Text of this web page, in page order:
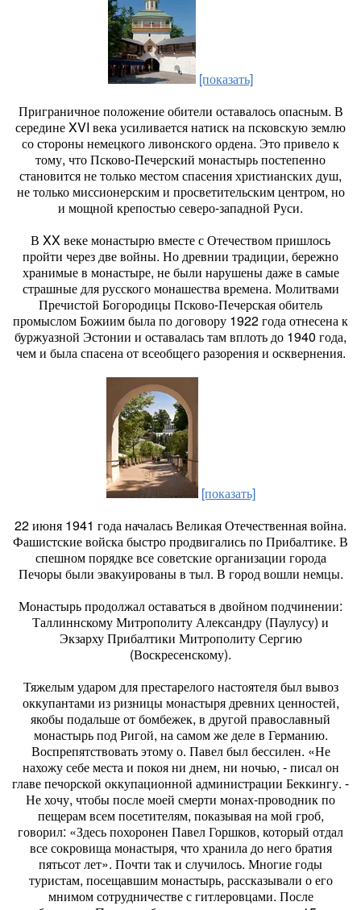
[показать]
Приграничное положение обители оставалось опасным. В
середине XVI века усиливается натиск на псковскую землю
со стороны немецкого ливонского ордена. Это привело к
тому, что Псково-Печерский монастырь постепенно
становится не только местом спасения христианских душ,
не только миссионерским и просветительским центром, но
и мощной крепостью северо-западной Руси.
В XX веке монастырю вместе с Отечеством пришлось
пройти через две войны. Но древнии традиции, бережно
хранимые в монастыре, не были нарушены даже в самые
страшные для русского монашества времена. Молитвами
Пречистой Богородицы Псково-Печерская обитель
промыслом Божиим была по договору 1922 года отнесена к
буржуазной Эстонии и оставалась там вплоть до 1940 года,
чем и была спасена от всеобщего разорения и осквернения.
[показать]
22 июня 1941 года началась Великая Отечественная война.
Фашистские войска быстро продвигались по Прибалтике. В
спешном порядке все советские организации города
Печоры были эвакуированы в тыл. В город вошли немцы.
Монастырь продолжал оставаться в двойном подчинении:
Таллиннскому Митрополиту Александру (Паулусу) и
Экзарху Прибалтики Митрополиту Сергию
(Воскресенскому).
Тяжелым ударом для престарелого настоятеля был вывоз
оккупантами из ризницы монастыря древних ценностей,
якобы подальше от бомбежек, в другой православный
монастырь под Ригой, на самом же деле в Германию.
Воспрепятствовать этому о. Павел был бессилен. «Не
нахожу себе места и покоя ни днем, ни ночью, - писал он
главе печорской оккупационной администрации Беккингу. -
Не хочу, чтобы после моей смерти монах-проводник по
пещерам всем посетителям, показывая на мой гроб,
говорил: «Здесь похоронен Павел Горшков, который отдал
все сокровища монастыря, что хранила до него братия
пятьсот лет». Почти так и случилось. Многие годы
туристам, посещавшим монастырь, рассказывали о его
мнимом сотрудничестве с гитлеровцами. После